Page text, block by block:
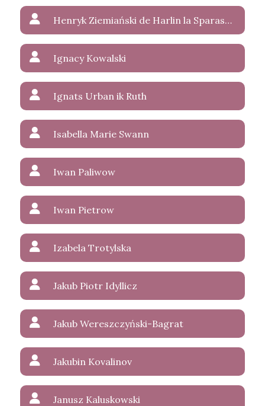
Henryk Ziemiański de Harlin la Sparasan
Ignacy Kowalski
Ignats Urban ik Ruth
Isabella Marie Swann
Iwan Paliwow
Iwan Pietrow
Izabela Trotylska
Jakub Piotr Idyllicz
Jakub Wereszczyński-Bagrat
Jakubin Kovalinov
Janusz Kaluskowski